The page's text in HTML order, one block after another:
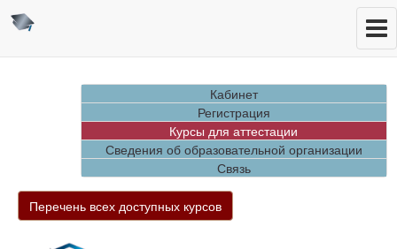
Кабинет
Регистрация
Курсы для аттестации
Сведения об образовательной организации
Связь
Перечень всех доступных курсов